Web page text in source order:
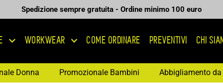
Spedizione sempre gratuita - Ordine minimo 100 euro
WORKWEAR COME ORDINARE PREVENTIVI CHI
Donna Promozionale Bambini Abbigliamento